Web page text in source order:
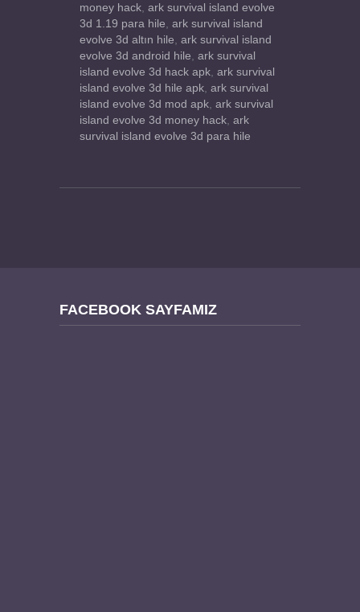
money hack ark survival island evolve
3d 1.19 para hile ark survival island
evolve 3d altın hile ark survival island
evolve 3d android hile ark survival
island evolve 3d hack apk ark survival
island evolve 3d hile apk ark survival
island evolve 3d mod apk ark survival
island evolve 3d money hack ark
survival island evolve 3d para hile
FACEBOOK SAYFAMIZ